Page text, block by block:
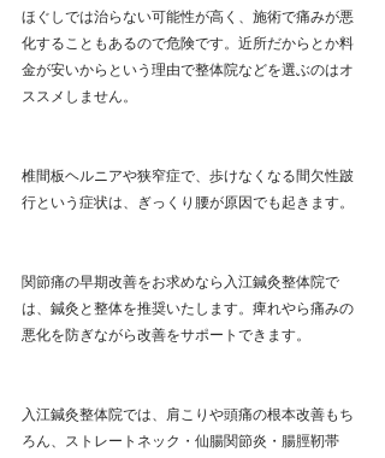
ほぐしでは治らない可能性が高く、施術で痛みが悪
化することもあるので危険です。近所だからとか料
金が安いからという理由で整体院などを選ぶのはオ
ススメしません。
椎間板ヘルニアや狭窄症で、歩けなくなる間欠性跛
行という症状は、ぎっくり腰が原因でも起きます。
関節痛の早期改善をお求めなら入江鍼灸整体院で
は、鍼灸と整体を推奨いたします。痺れやら痛みの
悪化を防ぎながら改善をサポートできます。
入江鍼灸整体院では、肩こりや頭痛の根本改善もち
ろん、ストレートネック・仙腸関節炎・腸脛靭帯